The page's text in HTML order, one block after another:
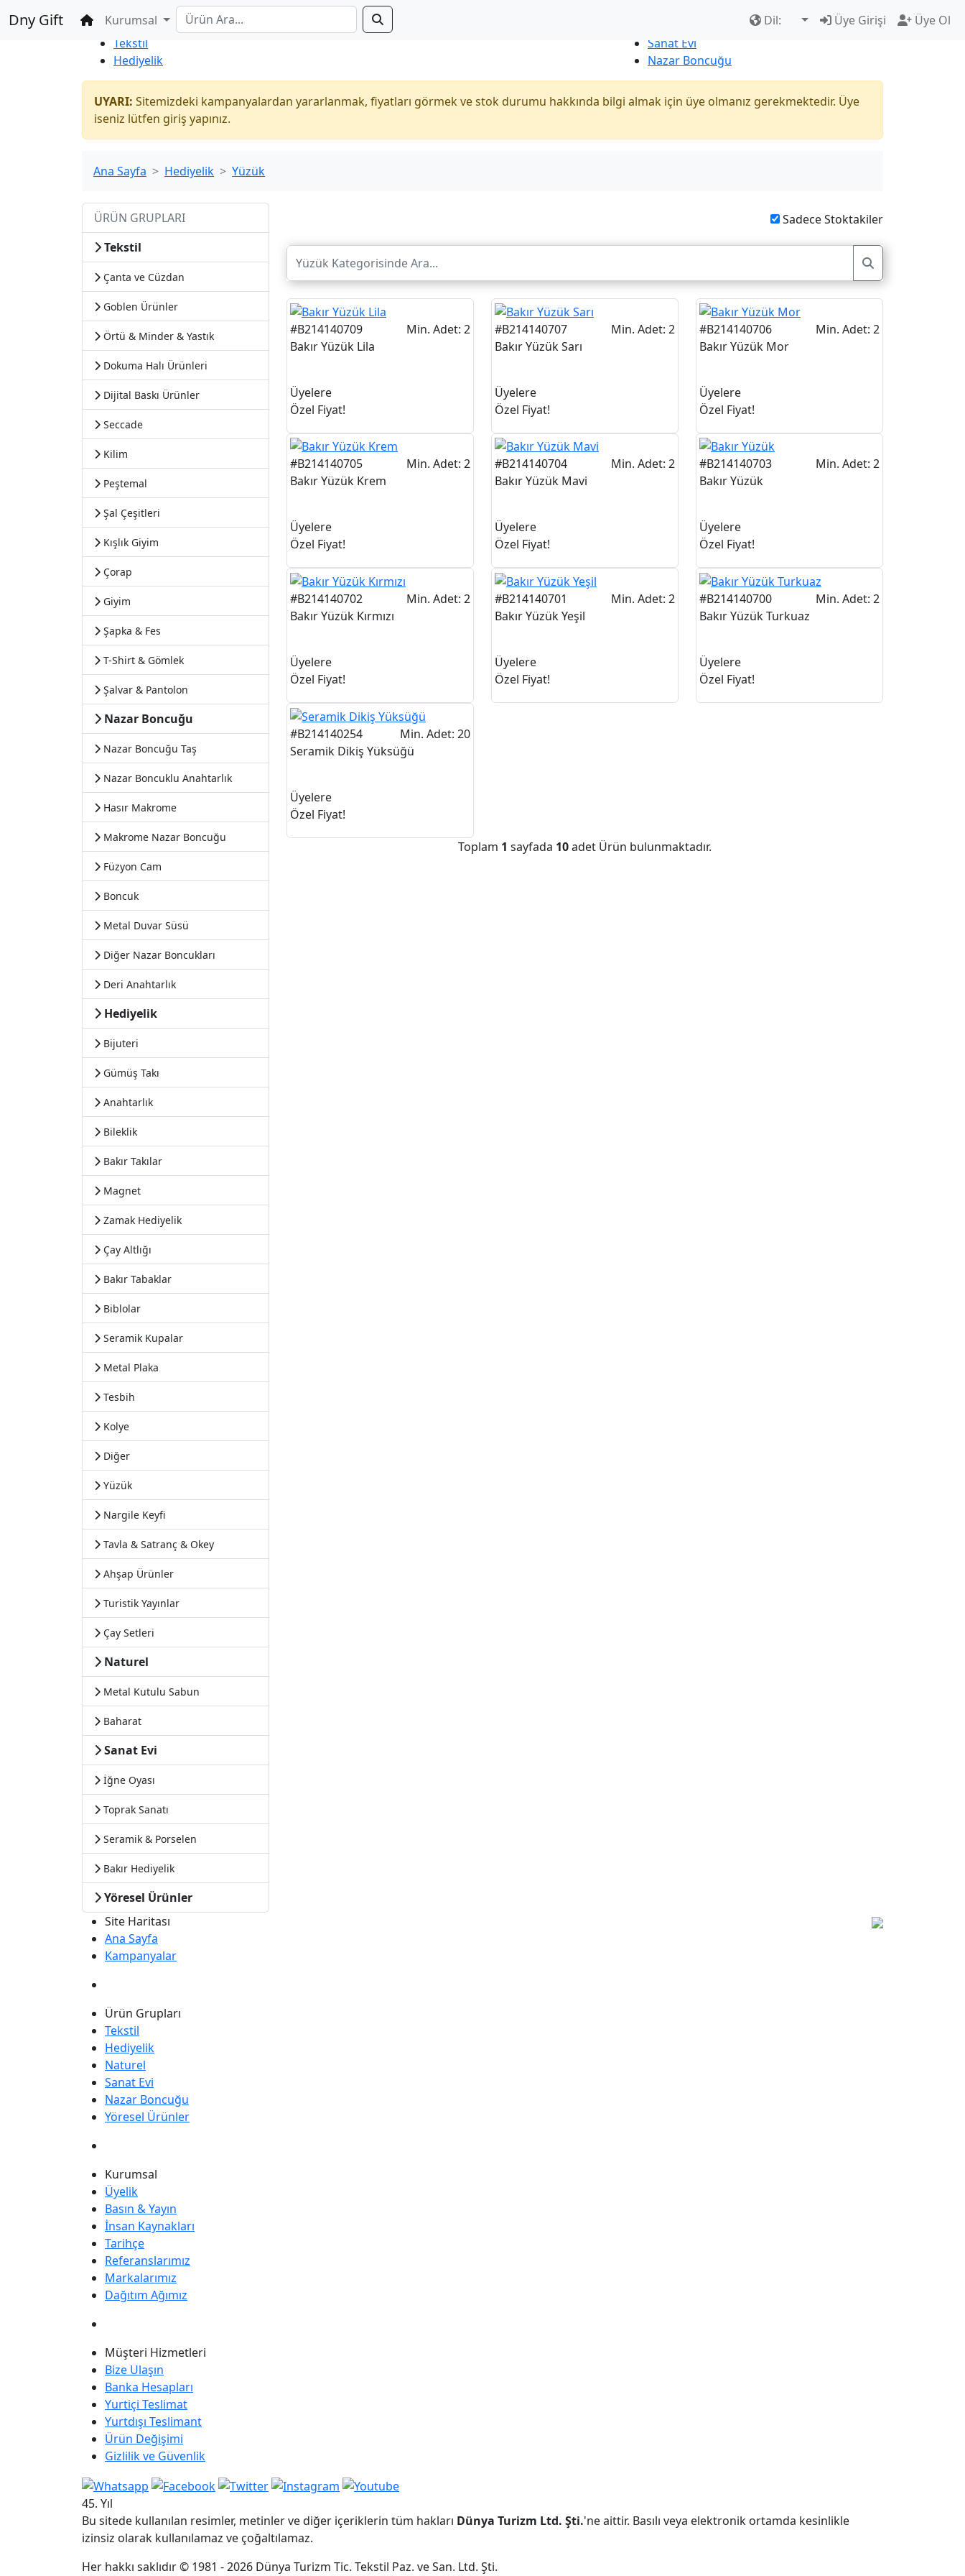
Dny Gift Ana Sayfa
Kurumsal Dil: Üye Girişi Üye Ol
%100 GüvenliToptanAlışveriş
İndirim Market
Tekstil
Hediyelik
Sanat Evi
Nazar Boncuğu
UYARI: Sitemizdeki kampanyalardan yararlanmak, fiyatları görmek ve stok durumu hakkında bilgi almak için üye olmanız gerekmektedir. Üye
iseniz lütfen giriş yapınız.
Ana Sayfa Hediyelik Yüzük
ÜRÜN GRUPLARI
Tekstil
Çanta ve Cüzdan
Goblen Ürünler
Örtü & Minder & Yastık
Dokuma Halı Ürünleri
Dijital Baskı Ürünler
Seccade
Kilim
Peştemal
Şal Çeşitleri
Kışlık Giyim
Çorap
Giyim
Şapka & Fes
T-Shirt & Gömlek
Şalvar & Pantolon
Nazar Boncuğu
Nazar Boncuğu Taş
Nazar Boncuklu Anahtarlık
Hasır Makrome
Makrome Nazar Boncuğu
Füzyon Cam
Boncuk
Metal Duvar Süsü
Diğer Nazar Boncukları
Deri Anahtarlık
Hediyelik
Bijuteri
Gümüş Takı
Anahtarlık
Bileklik
Bakır Takılar
Magnet
Zamak Hediyelik
Çay Altlığı
Bakır Tabaklar
Biblolar
Seramik Kupalar
Metal Plaka
Tesbih
Kolye
Diğer
Yüzük
Nargile Keyfi
Tavla & Satranç & Okey
Ahşap Ürünler
Turistik Yayınlar
Çay Setleri
Naturel
Metal Kutulu Sabun
Baharat
Sanat Evi
İğne Oyası
Toprak Sanatı
Seramik & Porselen
Bakır Hediyelik
Yöresel Ürünler
Sadece Stoktakiler
#B214140709
Min. Adet: 2
Bakır Yüzük Lila
Üyelere
Özel Fiyat!
#B214140707
Min. Adet: 2
Bakır Yüzük Sarı
Üyelere
Özel Fiyat!
#B214140706
Min. Adet: 2
Bakır Yüzük Mor
Üyelere
Özel Fiyat!
#B214140705
Min. Adet: 2
Bakır Yüzük Krem
Üyelere
Özel Fiyat!
#B214140704
Min. Adet: 2
Bakır Yüzük Mavi
Üyelere
Özel Fiyat!
#B214140703
Min. Adet: 2
Bakır Yüzük
Üyelere
Özel Fiyat!
#B214140702
Min. Adet: 2
Bakır Yüzük Kırmızı
Üyelere
Özel Fiyat!
#B214140701
Min. Adet: 2
Bakır Yüzük Yeşil
Üyelere
Özel Fiyat!
#B214140700
Min. Adet: 2
Bakır Yüzük Turkuaz
Üyelere
Özel Fiyat!
#B214140254
Min. Adet: 20
Seramik Dikiş Yüksüğü
Üyelere
Özel Fiyat!
Toplam 1 sayfada 10adet Ürün bulunmaktadır.
Site Haritası
Ana Sayfa
Kampanyalar
Ürün Grupları
Tekstil
Hediyelik
Naturel
Sanat Evi
Nazar Boncuğu
Yöresel Ürünler
Kurumsal
Üyelik
Basın & Yayın
İnsan Kaynakları
Tarihçe
Referanslarımız
Markalarımız
Dağıtım Ağımız
Müşteri Hizmetleri
Bize Ulaşın
Banka Hesapları
Yurtiçi Teslimat
Yurtdışı Teslimant
Ürün Değişimi
Gizlilik ve Güvenlik
45. Yıl
Bu sitede kullanılan resimler, metinler ve diğer içeriklerin tüm hakları Dünya Turizm Ltd. Şti.'ne aittir. Basılı veya elektronik ortamda kesinlikle
izinsiz olarak kullanılamaz ve çoğaltılamaz.
Her hakkı saklıdır © 1981 - 2026 Dünya Turizm Tic. Tekstil Paz. ve San. Ltd. Şti.